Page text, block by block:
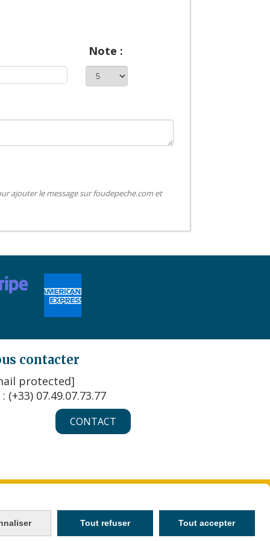
Note :
ajouter le message sur foudepeche.com et
contacter
protected]
(+33) 07.49.07.73.77
CONTACT
Tout refuser Tout accepter